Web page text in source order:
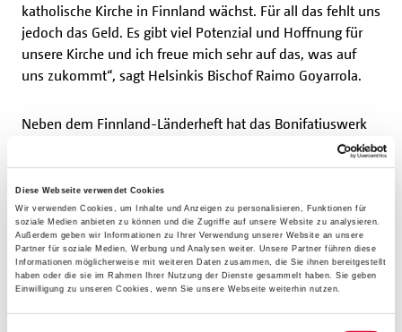
Diese Webseite verwendet Cookies
Wir verwenden Cookies, um Inhalte und Anzeigen zu personalisieren, Funktionen für
soziale Medien anbieten zu können und die Zugriffe auf unsere Website zu analysieren.
Außerdem geben wir Informationen zu Ihrer Verwendung unserer Website an unsere
Partner für soziale Medien, Werbung und Analysen weiter. Unsere Partner führen diese
Informationen möglicherweise mit weiteren Daten zusammen, die Sie ihnen bereitgestellt
haben oder die sie im Rahmen Ihrer Nutzung der Dienste gesammelt haben. Sie geben
Einwilligung zu unseren Cookies, wenn Sie unsere Webseite weiterhin nutzen.
katholische Kirche in Finnland wächst. Für all das fehlt uns
jedoch das Geld. Es gibt viel Potenzial und Hoffnung für
unsere Kirche und ich freue mich sehr auf das, was auf
uns zukommt“, sagt Helsinkis Bischof Raimo Goyarrola.
Neben dem Finnland-Länderheft hat das Bonifatiuswerk
neue Länderkarten von Skandinavien sowie Estland und
Lettland veröffentlicht. Diese zeigen Kirchen, Kapellen und
kirchliche Orte der jeweiligen Länder. Die Finnland-
Broschüre erscheint in der Reihe „Katholisch im Norden“.
Weitere Länderhefte zur katholischen Kirche in der
Diaspora sind bereits für die Länder Dänemark, Island,
Norwegen, Schweden sowie Estland und Lettland
erschienen. Im Shop des Bonifatiuswerkes sind diese für
6,90€ erhältlich:
shop.bonifatiuswerk.de/Laenderinfos.